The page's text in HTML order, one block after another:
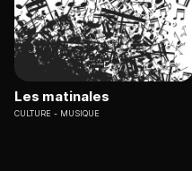
Les matinales
CULTURE MUSIQUE